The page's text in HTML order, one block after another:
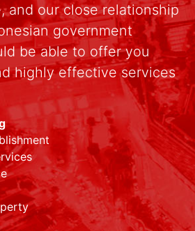
and our close relationship
government
be able to offer you
highly effective services